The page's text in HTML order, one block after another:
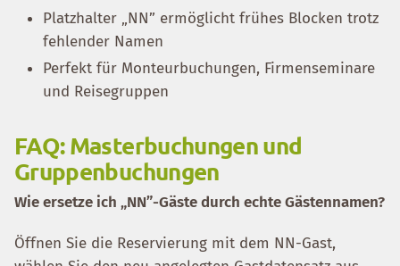
Platzhalter „NN” ermöglicht frühes Blocken trotz
fehlender Namen
Perfekt für Monteurbuchungen, Firmenseminare
und Reisegruppen
FAQ: Masterbuchungen und
Gruppenbuchungen
Wie ersetze ich „NN”-Gäste durch echte Gästennamen?
Öffnen Sie die Reservierung mit dem NN-Gast,